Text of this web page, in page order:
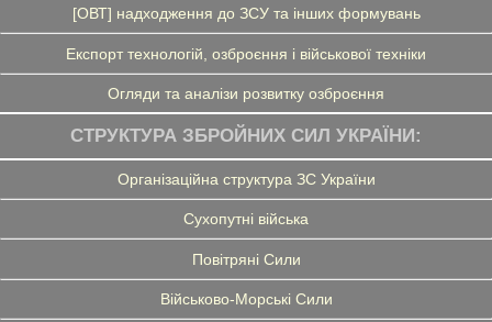
[ОВТ] надходження до ЗСУ та інших формувань
Експорт технологій, озброєння і військової техніки
Огляди та аналізи розвитку озброєння
СТРУКТУРА ЗБРОЙНИХ СИЛ УКРАЇНИ:
Організаційна структура ЗС України
Сухопутні війська
Повітряні Сили
Військово-Морські Сили